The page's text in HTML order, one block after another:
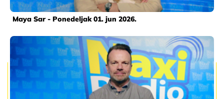
Maya Sar - Ponedeljak 01. jun 2026.